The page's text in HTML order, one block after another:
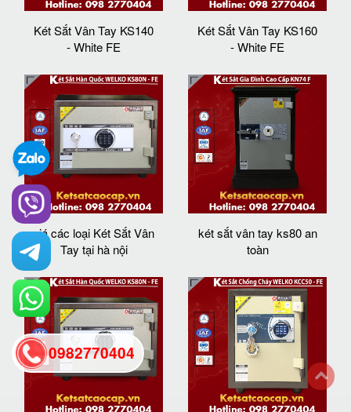
Két Sắt Vân Tay KS140
- White FE
Két Sắt Vân Tay KS160
- White FE
giá các loại Két Sắt Vân
Tay tại hà nội
két sắt vân tay ks80 an
toàn
0982770404